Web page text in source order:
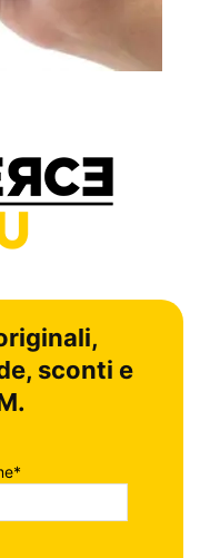
sconti e